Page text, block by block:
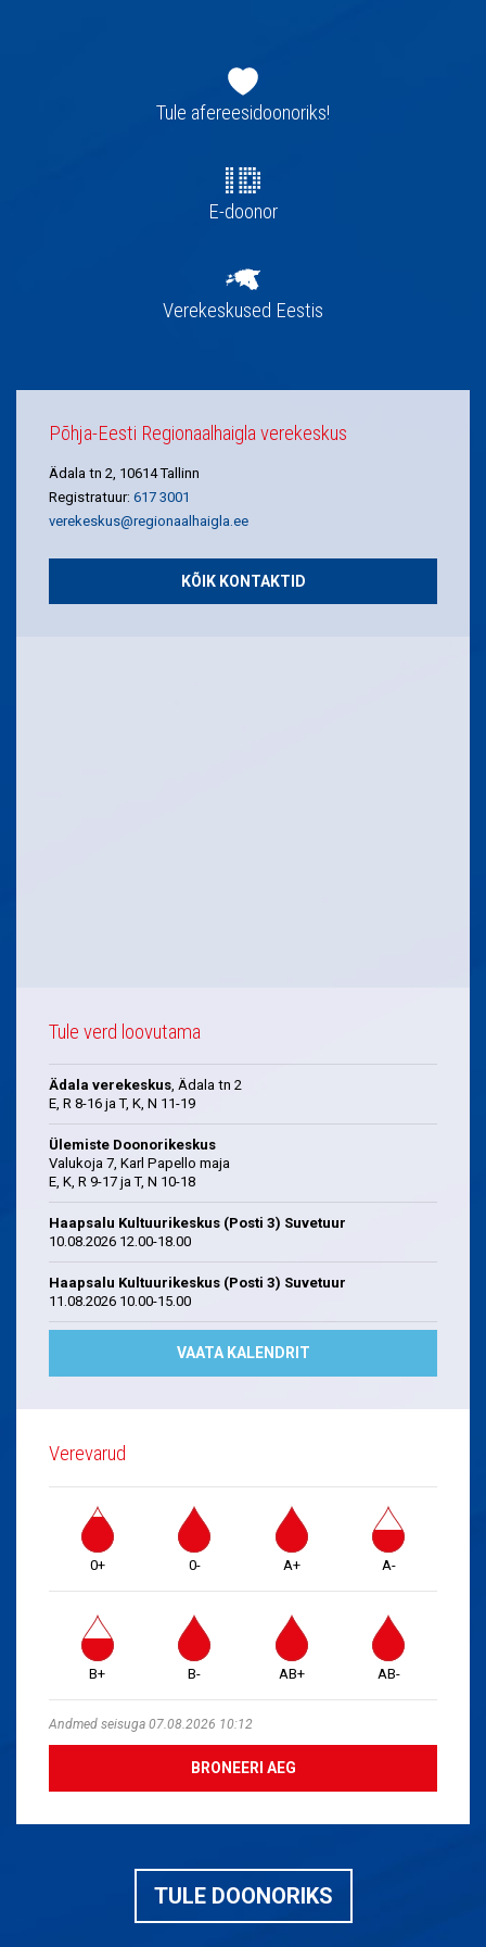
navigatsioonTule afereesidoonoriks!
E-doonor
Verekeskused Eestis
Põhja-Eesti Regionaalhaigla verekeskus
Ädala tn 2, 10614 Tallinn
Registratuur: 617 3001
verekeskus@regionaalhaigla.ee
KÕIK KONTAKTID
Tule verd loovutama
Ädala verekeskus, Ädala tn 2
E, R 8-16 ja T, K, N 11-19
Ülemiste Doonorikeskus
Valukoja 7, Karl Papello maja
E, K, R 9-17 ja T, N 10-18
Haapsalu Kultuurikeskus (Posti 3) Suvetuur
10.08.2026 12.00-18.00
Haapsalu Kultuurikeskus (Posti 3) Suvetuur
11.08.2026 10.00-15.00
VAATA KALENDRIT
Verevarud
0+ 0- A+ A-
B+ B- AB+ AB-
Andmed seisuga 07.08.2026 10:12
BRONEERI AEG
TULE DOONORIKS